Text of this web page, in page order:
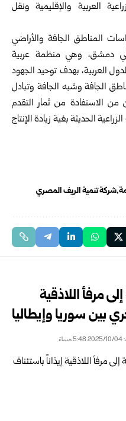
العربية والإقليمية ونقل
المناطق الجافة والأراضي
“أكساد” في عام 1968 في دمشق، وهي منظمة عربية
العربية، بهدف توحيد الجهود
الجافة وشبه الجافة وتبادل
الاستفادة من ثمار التقدم
الحديثة بغية زيادة الإنتاج
شركة تنمية الريف المصري
مرفأ اللاذقية
بين سوريا وإيطاليا